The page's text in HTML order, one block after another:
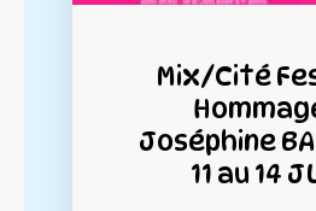
Mix/Cité
Joséphine
11 au 14